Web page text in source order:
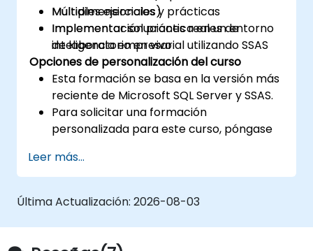
Multidimensionales)
Implementar soluciones reales de
inteligencia empresarial utilizando SSAS
Múltiples ejercicios y prácticas
Implementación práctica en un entorno
de laboratorio en vivo
Opciones de personalización del curso
Esta formación se basa en la versión más
reciente de Microsoft SQL Server y SSAS.
Para solicitar una formación
personalizada para este curso, póngase
coordinarla.
Leer más...
Última Actualización: 2026-08-03